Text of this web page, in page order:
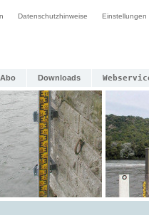
Datenschutzhinweise Einstellungen
Abo Downloads